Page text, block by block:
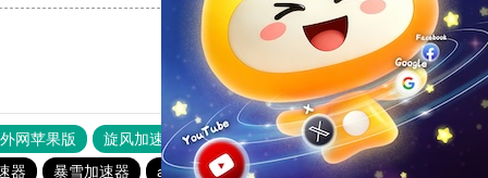
网苹果版 旋风加速度器
快连加速器
器 暴雪加速器 abc加速器 青柠加速器